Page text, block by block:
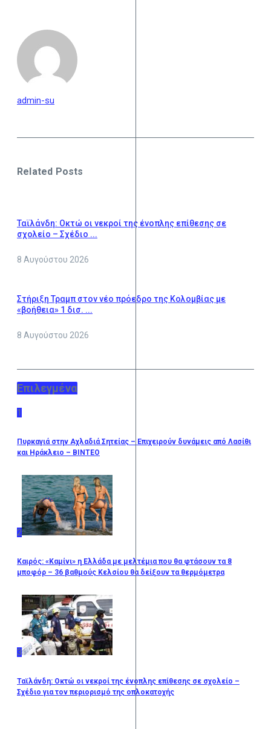
admin-su
Related Posts
Ταϊλάνδη: Οκτώ οι νεκροί της ένοπλης επίθεσης σε
σχολείο – Σχέδιο ...
8 Αυγούστου 2026
Στήριξη Τραμπ στον νέο πρόεδρο της Κολομβίας με
«βοήθεια» 1 δισ. ...
8 Αυγούστου 2026
Επιλεγμένα
1
Πυρκαγιά στην Αχλαδιά Σητείας – Επιχειρούν δυνάμεις από Λασίθι
και Ηράκλειο – ΒΙΝΤΕΟ
2
Καιρός: «Καμίνι» η Ελλάδα με μελτέμια που θα φτάσουν τα 8
μποφόρ – 36 βαθμούς Κελσίου θα δείξουν τα θερμόμετρα
3
Ταϊλάνδη: Οκτώ οι νεκροί της ένοπλης επίθεσης σε σχολείο –
Σχέδιο για τον περιορισμό της οπλοκατοχής